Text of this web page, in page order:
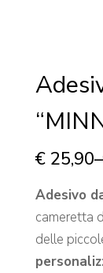
€ 25,90–
Adesivo
cameretta
delle